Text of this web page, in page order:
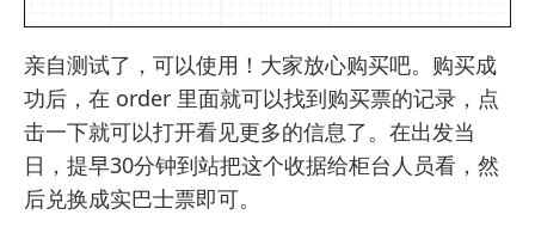
亲自测试了，可以使用！大家放心购买吧。购买成
功后，在 order 里面就可以找到购买票的记录，点
击一下就可以打开看见更多的信息了。在出发当
日，提早30分钟到站把这个收据给柜台人员看，然
后兑换成实巴士票即可。